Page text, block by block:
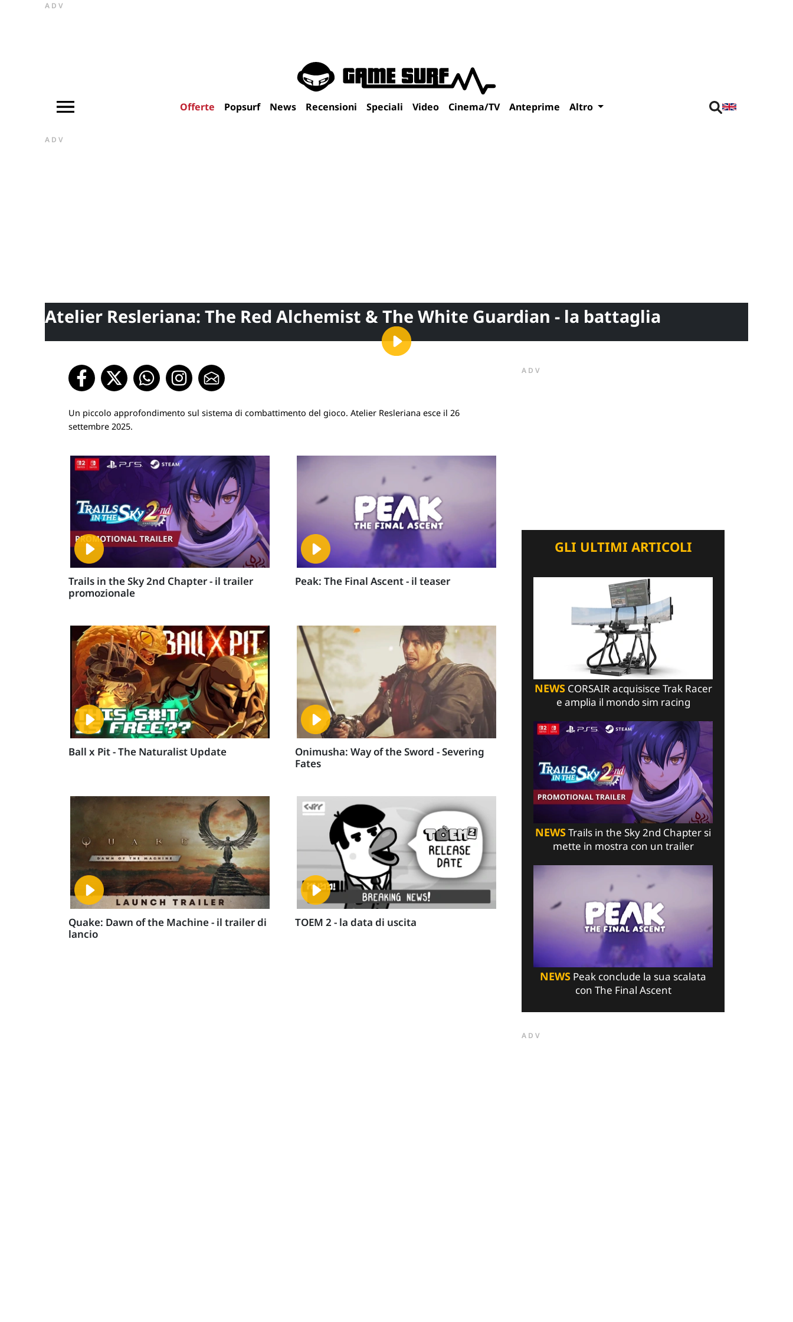
ADV
Offerte Popsurf News Recensioni Speciali Video Cinema/TV Anteprime Altro
ADV
Atelier Resleriana: The Red Alchemist & The White Guardian - la battaglia
Un piccolo approfondimento sul sistema di combattimento del gioco. Atelier Resleriana esce il 26
settembre 2025.
Trails in the Sky 2nd Chapter - il trailer
promozionale
Peak: The Final Ascent - il teaser
Ball x Pit - The Naturalist Update
Onimusha: Way of the Sword - Severing
Fates
Quake: Dawn of the Machine - il trailer di
lancio
TOEM 2 - la data di uscita
ADV
GLI ULTIMI ARTICOLI
NEWSCORSAIR acquisisce Trak Racer
e amplia il mondo sim racing
NEWSTrails in the Sky 2nd Chapter si
mette in mostra con un trailer
NEWS Peak conclude la sua scalata
con The Final Ascent
ADV